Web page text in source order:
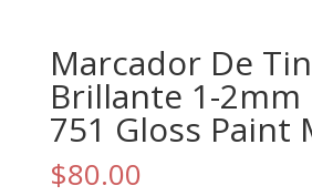
Marcador De
Brillante 1-2mm
751 Gloss Paint
$80.00